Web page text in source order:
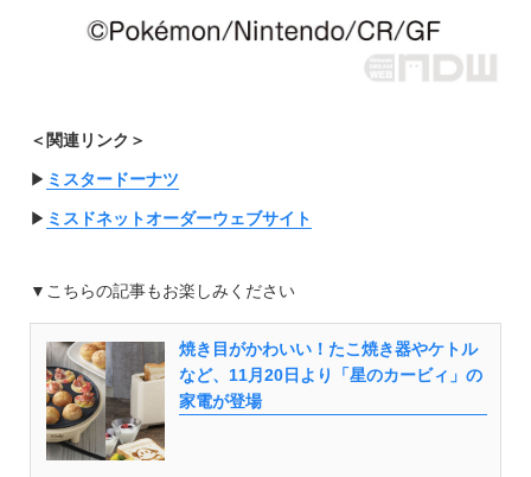
＜関連リンク＞
▶︎ ミスタードーナツ
▶︎ ミスドネットオーダーウェブサイト
▼こちらの記事もお楽しみください
焼き目がかわいい！たこ焼き器やケトル
など、11月20日より「星のカービィ」の
家電が登場